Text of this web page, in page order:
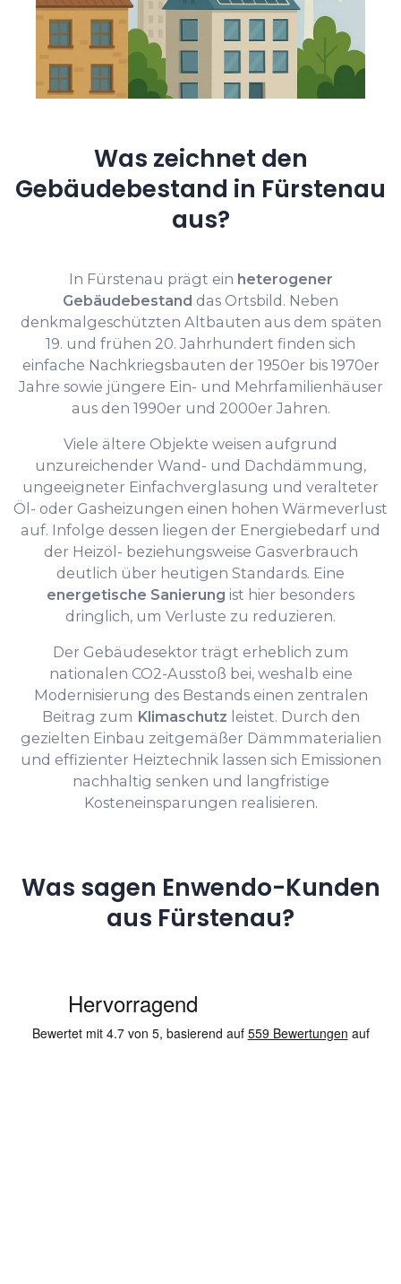
Was zeichnet den
Gebäudebestand in Fürstenau
aus?
In Fürstenau prägt ein heterogener
Gebäudebestand das Ortsbild. Neben
denkmalgeschützten Altbauten aus dem späten
19. und frühen 20. Jahrhundert finden sich
einfache Nachkriegsbauten der 1950er bis 1970er
Jahre sowie jüngere Ein- und Mehrfamilienhäuser
aus den 1990er und 2000er Jahren.
Viele ältere Objekte weisen aufgrund
unzureichender Wand- und Dachdämmung,
ungeeigneter Einfachverglasung und veralteter
Öl- oder Gasheizungen einen hohen Wärmeverlust
auf. Infolge dessen liegen der Energiebedarf und
der Heizöl- beziehungsweise Gasverbrauch
deutlich über heutigen Standards. Eine
energetische Sanierung ist hier besonders
dringlich, um Verluste zu reduzieren.
Der Gebäudesektor trägt erheblich zum
nationalen CO2-Ausstoß bei, weshalb eine
Modernisierung des Bestands einen zentralen
Beitrag zum Klimaschutz leistet. Durch den
gezielten Einbau zeitgemäßer Dämmmaterialien
und effizienter Heiztechnik lassen sich Emissionen
nachhaltig senken und langfristige
Kosteneinsparungen realisieren.
Was sagen Enwendo-Kunden
aus Fürstenau?